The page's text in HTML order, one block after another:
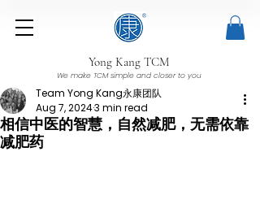
Yong Kang TCM
We make TCM simple and closer to you
相信中医的智慧，自然减肥，无需依靠
减肥药
Team Yong Kang永康团队
Aug 7, 20243 min read